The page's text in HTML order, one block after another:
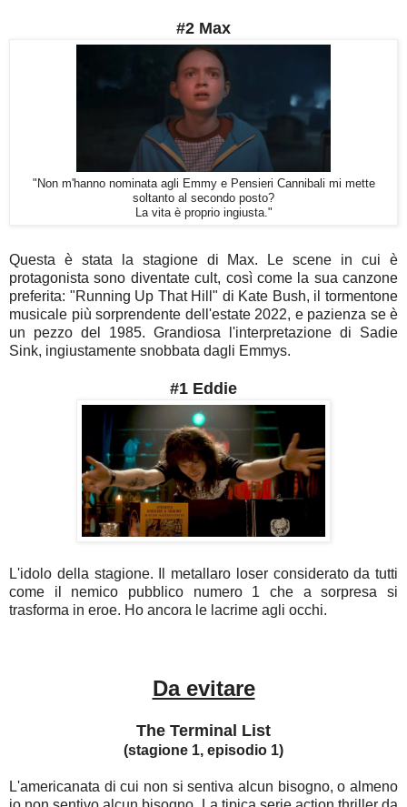
#2 Max
"Non m'hanno nominata agli Emmy e Pensieri Cannibali mi mette
soltanto al secondo posto?
La vita è proprio ingiusta."
Questa è stata la stagione di Max. Le scene in cui è
protagonista sono diventate cult, così come la sua canzone
preferita: "Running Up That Hill" di Kate Bush, il tormentone
musicale più sorprendente dell'estate 2022, e pazienza se è
un pezzo del 1985. Grandiosa l'interpretazione di Sadie
Sink, ingiustamente snobbata dagli Emmys.
#1 Eddie
L'idolo della stagione. Il metallaro loser considerato da tutti
come il nemico pubblico numero 1 che a sorpresa si
trasforma in eroe. Ho ancora le lacrime agli occhi.
Da evitare
The Terminal List
(stagione 1, episodio 1)
L'americanata di cui non si sentiva alcun bisogno, o almeno